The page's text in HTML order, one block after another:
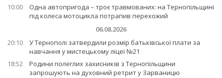
10:00
Одна автопригода – троє травмованих: на Тернопільщині
під колеса мотоцикла потрапив перехожий
06.08.2026
20:10
У Тернополі затвердили розмір батьківської плати за
навчання у мистецькому ліцеї №21
18:52
Родини полеглих захисників з Тернопільщини
запрошують на духовний ретрит у Зарваницю